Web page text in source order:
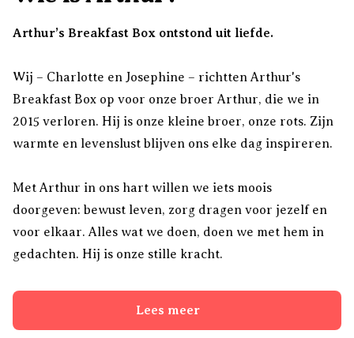
Arthur’s Breakfast Box ontstond uit liefde.
Wij – Charlotte en Josephine – richtten Arthur's
Breakfast Box op voor onze broer Arthur, die we in
2015 verloren. Hij is onze kleine broer, onze rots. Zijn
warmte en levenslust blijven ons elke dag inspireren.
Met Arthur in ons hart willen we iets moois
doorgeven: bewust leven, zorg dragen voor jezelf en
voor elkaar. Alles wat we doen, doen we met hem in
gedachten. Hij is onze stille kracht.
Lees meer